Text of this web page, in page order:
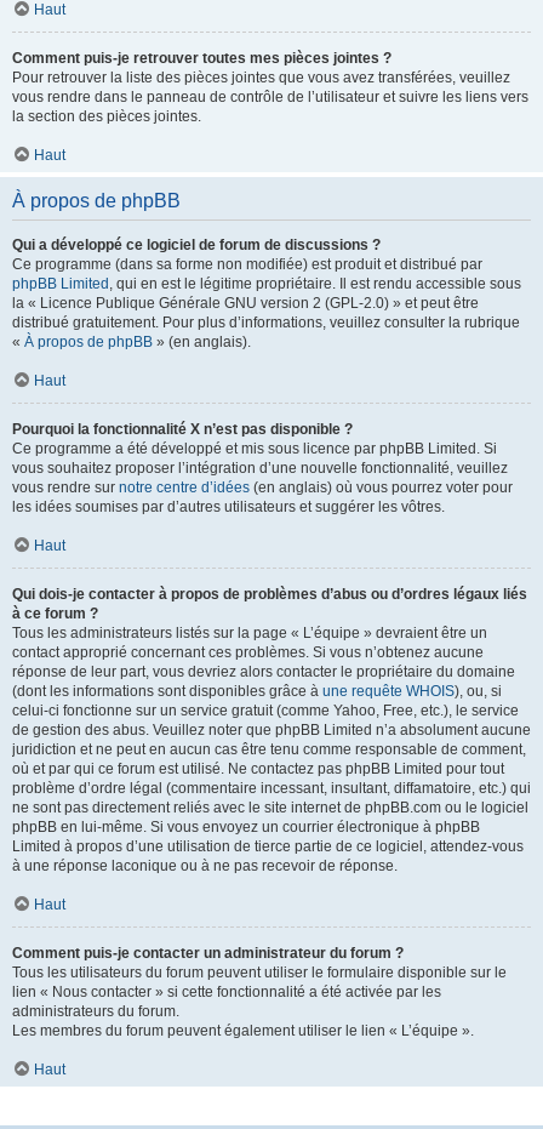
Haut
Comment puis-je retrouver toutes mes pièces jointes ?
Pour retrouver la liste des pièces jointes que vous avez transférées, veuillez
vous rendre dans le panneau de contrôle de l’utilisateur et suivre les liens vers
la section des pièces jointes.
Haut
À propos de phpBB
Qui a développé ce logiciel de forum de discussions ?
Ce programme (dans sa forme non modifiée) est produit et distribué par
phpBB Limited , qui en est le légitime propriétaire. Il est rendu accessible sous
la « Licence Publique Générale GNU version 2 (GPL-2.0) » et peut être
distribué gratuitement. Pour plus d’informations, veuillez consulter la rubrique
« À propos de phpBB » (en anglais).
Haut
Pourquoi la fonctionnalité X n’est pas disponible ?
Ce programme a été développé et mis sous licence par phpBB Limited. Si
vous souhaitez proposer l’intégration d’une nouvelle fonctionnalité, veuillez
vous rendre sur notre centre d’idées (en anglais) où vous pourrez voter pour
les idées soumises par d’autres utilisateurs et suggérer les vôtres.
Haut
Qui dois-je contacter à propos de problèmes d’abus ou d’ordres légaux liés
à ce forum ?
Tous les administrateurs listés sur la page « L’équipe » devraient être un
contact approprié concernant ces problèmes. Si vous n’obtenez aucune
réponse de leur part, vous devriez alors contacter le propriétaire du domaine
(dont les informations sont disponibles grâce à une requête WHOIS), ou, si
celui-ci fonctionne sur un service gratuit (comme Yahoo, Free, etc.), le service
de gestion des abus. Veuillez noter que phpBB Limited n’a absolument aucune
juridiction et ne peut en aucun cas être tenu comme responsable de comment,
où et par qui ce forum est utilisé. Ne contactez pas phpBB Limited pour tout
problème d’ordre légal (commentaire incessant, insultant, diffamatoire, etc.) qui
ne sont pas directement reliés avec le site internet de phpBB.com ou le logiciel
phpBB en lui-même. Si vous envoyez un courrier électronique à phpBB
Limited à propos d’une utilisation de tierce partie de ce logiciel, attendez-vous
à une réponse laconique ou à ne pas recevoir de réponse.
Haut
Comment puis-je contacter un administrateur du forum ?
Tous les utilisateurs du forum peuvent utiliser le formulaire disponible sur le
lien « Nous contacter » si cette fonctionnalité a été activée par les
administrateurs du forum.
Les membres du forum peuvent également utiliser le lien « L’équipe ».
Haut